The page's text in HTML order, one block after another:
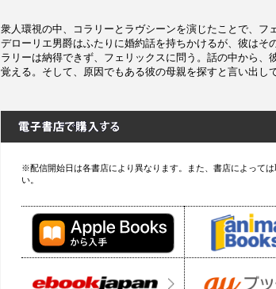
衆人環視の中、コラリーとラヴシーンを演じたことで、フ
デローリエ男爵はふたりに婚約話を持ちかけるが、彼は
ラリーは納得できず、フェリックスに問う。話の中から
覚える。そして、原因でもある彼の母親を探すと言い出し
※配信開始日は各書店により異なります。また、書店によって
い。